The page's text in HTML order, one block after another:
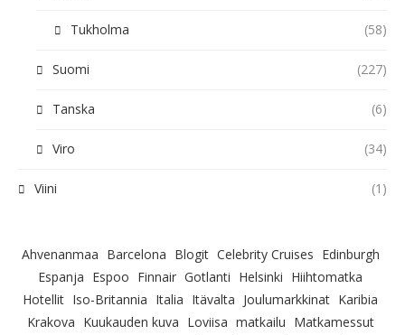
Tukholma (58)
Suomi (227)
Tanska (6)
Viro (34)
Viini (1)
Ahvenanmaa Barcelona Blogit Celebrity Cruises Edinburgh
Espanja Espoo Finnair Gotlanti Helsinki Hiihtomatka
Hotellit Iso-Britannia Italia Itävalta Joulumarkkinat Karibia
Krakova Kuukauden kuva Loviisa matkailu Matkamessut